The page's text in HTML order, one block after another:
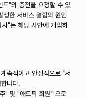
트"의 충전을 요청할 수 있
생한 서비스 결함의 원인
"는 해당 사안에 개입하
속적이고 안정적으로 "서
니다.
" 및 "애드픽 회원" 으로